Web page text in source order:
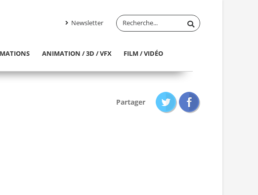
Newsletter
ANIMATION / 3D / VFX FILM / VIDÉO
Partager